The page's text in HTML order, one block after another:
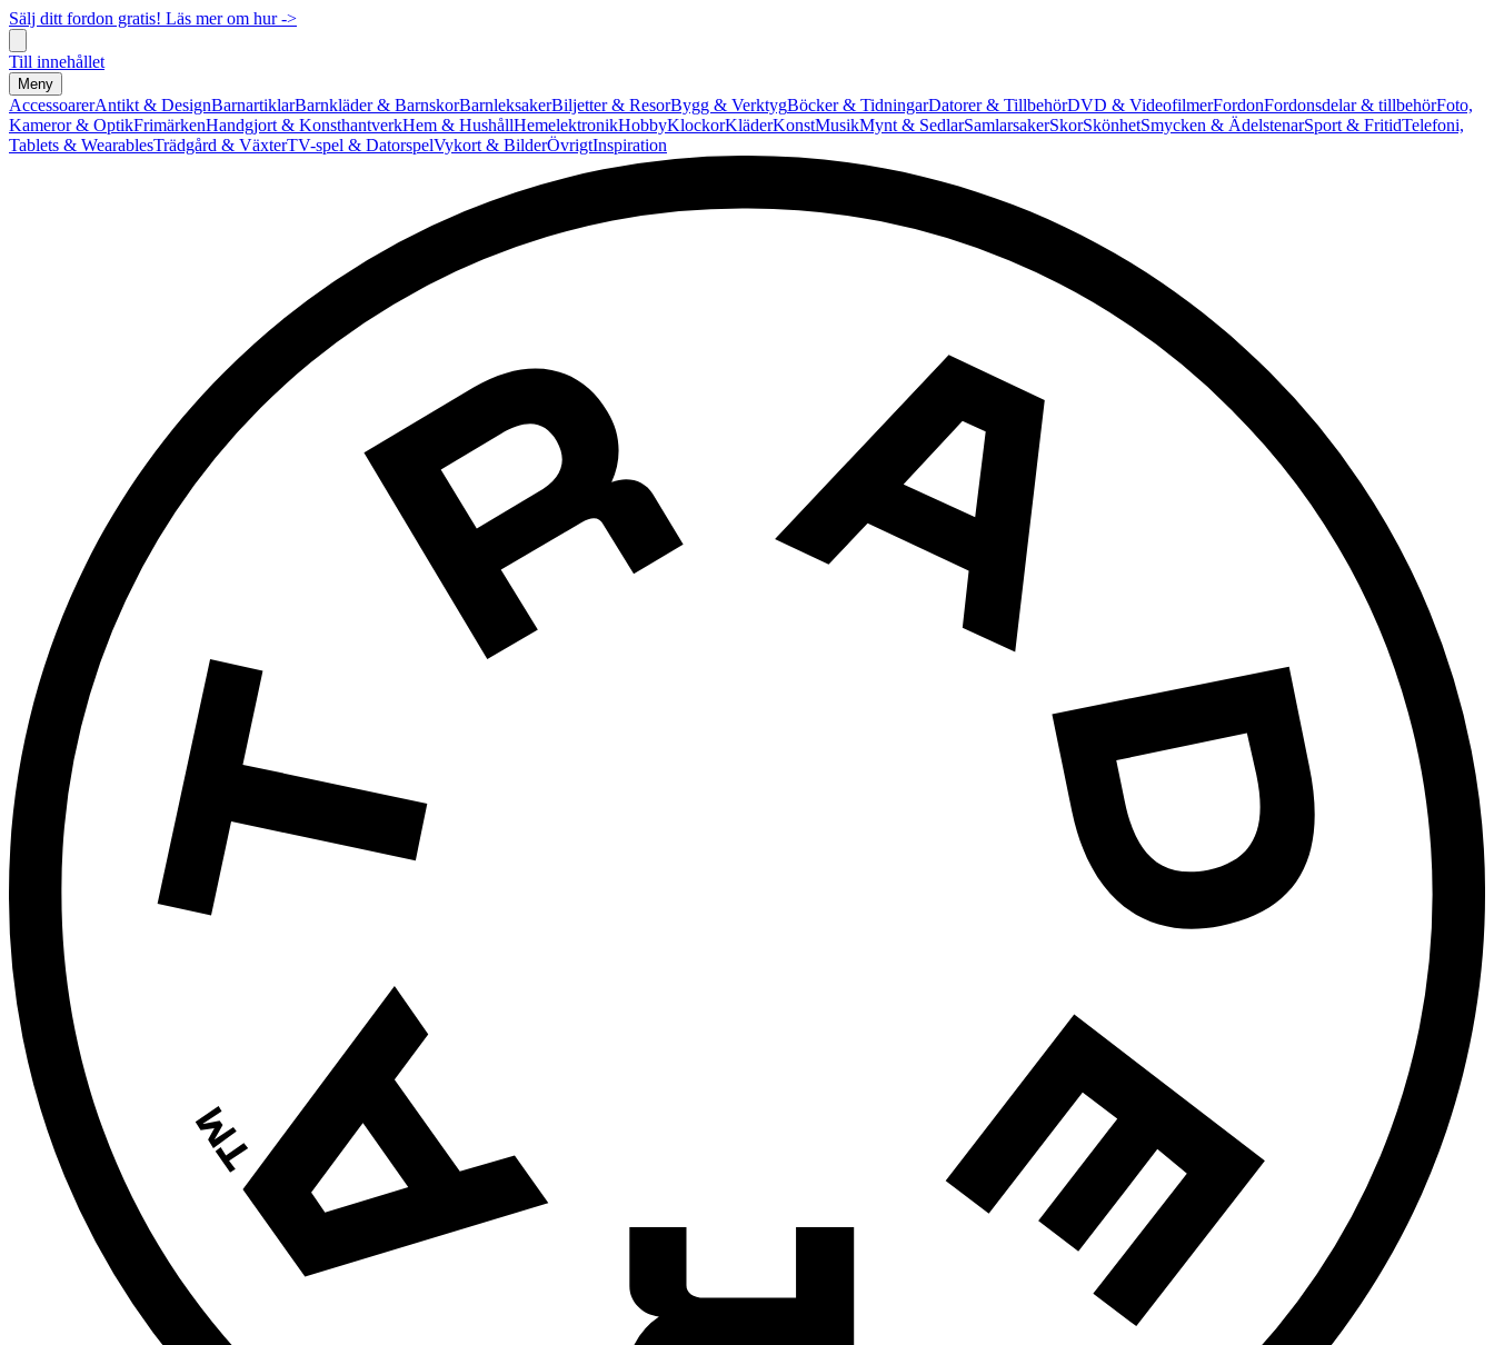
Sälj ditt fordon gratis! Läs mer om hur ->
Till innehållet
Meny
AccessoarerAntikt & DesignBarnartiklarBarnkläder & BarnskorBarnleksakerBiljetter & ResorBygg & VerktygBöcker & TidningarDatorer & TillbehörDVD & VideofilmerFordonFordonsdelar & tillbehörFoto,
Kameror & OptikFrimärkenHandgjort & KonsthantverkHem & HushållHemelektronikHobbyKlockorKläderKonstMusikMynt & SedlarSamlarsakerSkorSkönhetSmycken & ÄdelstenarSport & FritidTelefoni,
Tablets & WearablesTrädgård & VäxterTV-spel & DatorspelVykort & BilderÖvrigtInspiration